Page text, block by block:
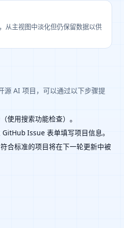
从主视图中淡化但仍保留数据以供
源 AI 项目，可以通过以下步骤提
使用搜索功能检查）。
Issue 表单填写项目信息。
合标准的项目将在下一轮更新中被